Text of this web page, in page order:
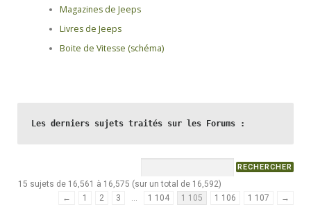
Magazines de Jeeps
Livres de Jeeps
Boite de Vitesse (schéma)
Les derniers sujets traités sur les Forums :
15 sujets de 16,561 à 16,575 (sur un total de 16,592)
←
1 2 3 … 1 104 1 105 1 106 1 107 →